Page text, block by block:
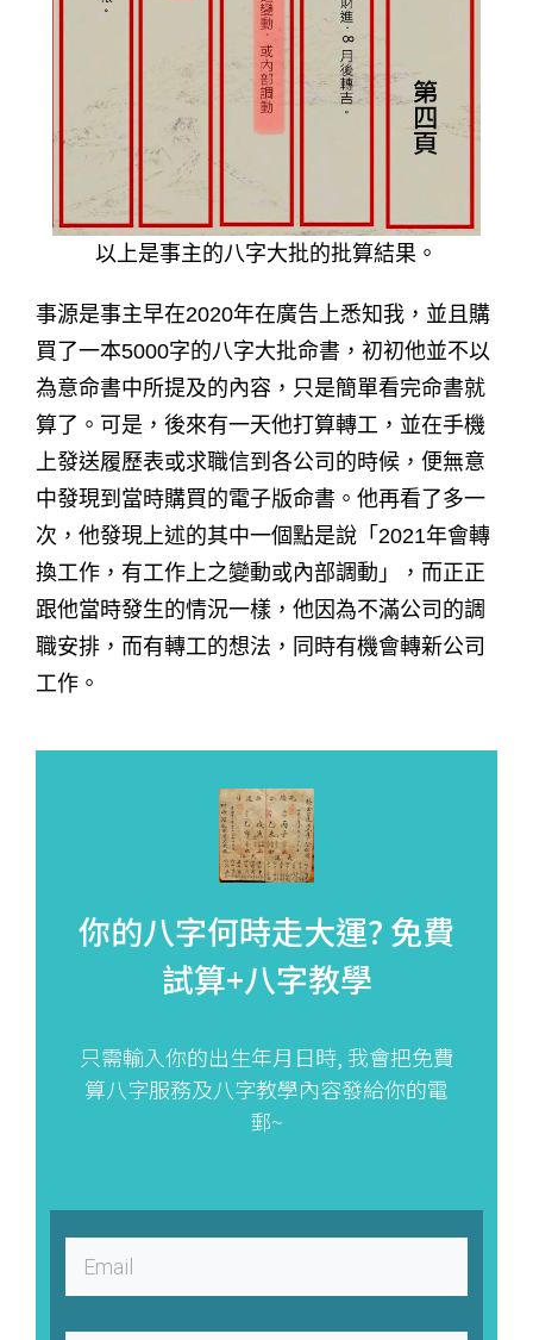
以上是事主的八字大批的批算結果。
事源是事主早在2020年在廣告上悉知我，並且購
買了一本5000字的八字大批命書，初初他並不以
為意命書中所提及的內容，只是簡單看完命書就
算了。可是，後來有一天他打算轉工，並在手機
上發送履歷表或求職信到各公司的時候，便無意
中發現到當時購買的電子版命書。他再看了多一
次，他發現上述的其中一個點是說「2021年會轉
換工作，有工作上之變動或內部調動」，而正正
跟他當時發生的情況一樣，他因為不滿公司的調
職安排，而有轉工的想法，同時有機會轉新公司
工作。
你的八字何時走大運? 免費
試算+八字教學
只需輸入你的出生年月日時, 我會把免費
算八字服務及八字教學內容發給你的電
郵~